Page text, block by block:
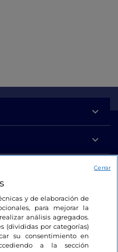
y de elaboración de
para mejorar la
análisis agregados.
(divididas por categorías)
su consentimiento en
a la sección
Cerrar